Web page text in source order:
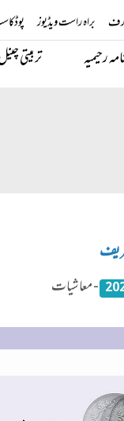
براہ راست ویڈیوز
رحیمیہ تربیتی
- معاشیات